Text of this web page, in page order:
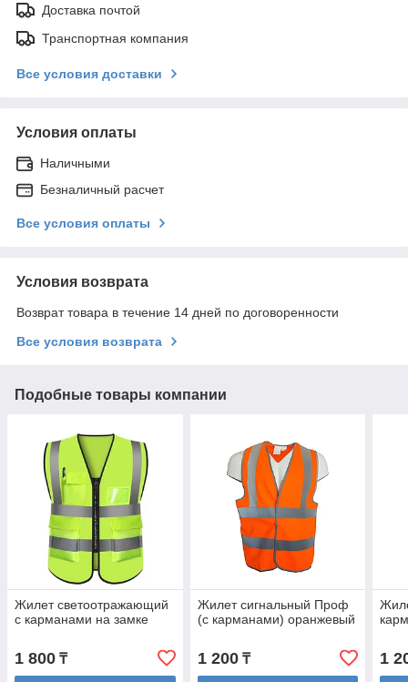
Доставка почтой
Транспортная компания
Все условия доставки
Условия оплаты
Наличными
Безналичный расчет
Все условия оплаты
Условия возврата
Возврат товара в течение 14 дней по договоренности
Все условия возврата
Подобные товары компании
Жилет светоотражающий
c карманами на замке
1 800 ₸
Жилет сигнальный Проф
(с карманами) оранжевый
1 200₸ 1